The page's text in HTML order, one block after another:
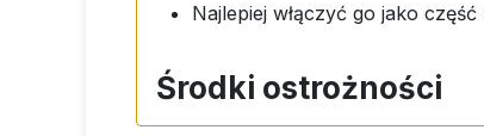
Najlepiej włączyć go jako
Środki ostrożności